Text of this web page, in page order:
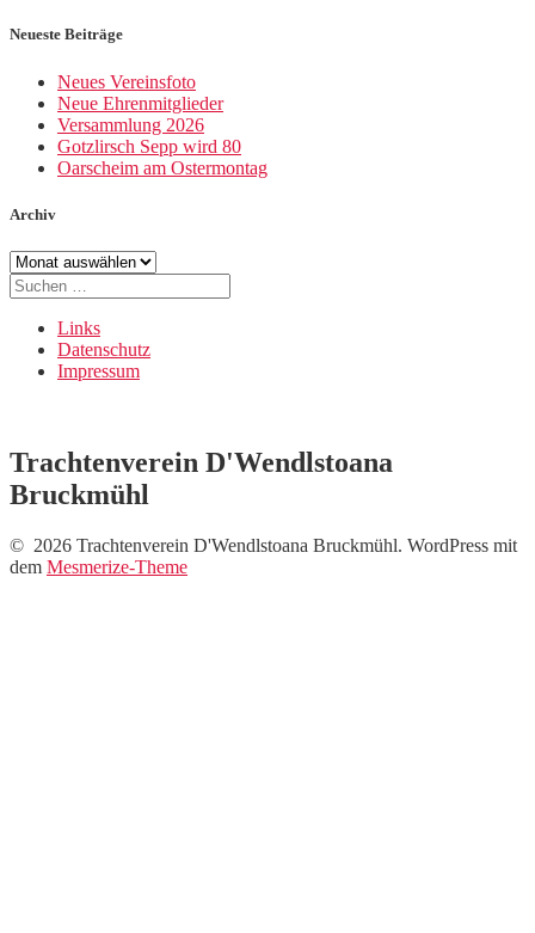
Neueste Beiträge
Neues Vereinsfoto
Neue Ehrenmitglieder
Versammlung 2026
Gotzlirsch Sepp wird 80
Oarscheim am Ostermontag
Archiv
Archiv
Suche
nach:
Links
Datenschutz
Impressum
Trachtenverein D'Wendlstoana
Bruckmühl
© 2026 Trachtenverein D'Wendlstoana Bruckmühl. WordPress mit
dem Mesmerize-Theme